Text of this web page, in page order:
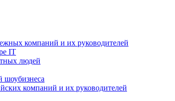
компаний и их руководителей
IT
людей
шоубизнеса
компаний и их руководителей